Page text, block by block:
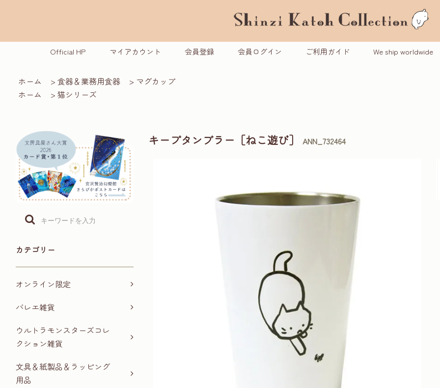
Official HP マイアカウント 会員登録 会員ログイン ご利用ガイド We ship worldwide
ホーム > 食器＆業務用食器 > マグカップ
ホーム
> 猫シリーズ
カテゴリー
オンライン限定
バレエ雑貨
ウルトラモンスターズコレ
クション雑貨
文具＆紙製品＆ラッピング
用品
キープタンブラー［ねこ遊び］ ANN_732464